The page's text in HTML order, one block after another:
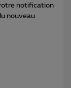
notification
nouveau